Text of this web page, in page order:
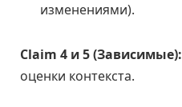
изменениями).
Claim 4 и 5 (Зависимые):
оценки контекста.